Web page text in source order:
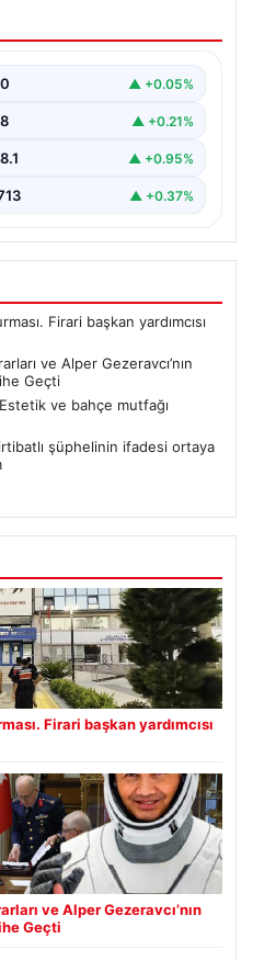
Kararları ve
Terfisiyle Uzay
kariyer alanındaki önemli
▲ +0.05%
▲ +0.21%
▲ +0.95%
▲ +0.37%
Firari başkan yardımcısı
ve Alper Gezeravcı’nın
Geçti
ve bahçe mutfağı
şüphelinin ifadesi ortaya
Firari başkan yardımcısı
ve Alper Gezeravcı’nın
Geçti